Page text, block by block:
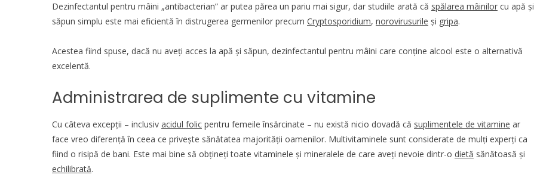
Dezinfectantul pentru mâini „antibacterian” ar putea părea un pariu mai sigur, dar studiile arată că spălarea mâinilor cu apă și
săpun simplu este mai eficientă în distrugerea germenilor precum Cryptosporidium, norovirusurile și gripa.
Acestea fiind spuse, dacă nu aveți acces la apă și săpun, dezinfectantul pentru mâini care conține alcool este o alternativă
excelentă.
Administrarea de suplimente cu vitamine
Cu câteva excepții – inclusiv acidul folic pentru femeile însărcinate – nu există nicio dovadă că suplimentele de vitamine ar
face vreo diferență în ceea ce privește sănătatea majorității oamenilor. Multivitaminele sunt considerate de mulți experți ca
fiind o risipă de bani. Este mai bine să obțineți toate vitaminele și mineralele de care aveți nevoie dintr-o dietă sănătoasă și
echilibrată.